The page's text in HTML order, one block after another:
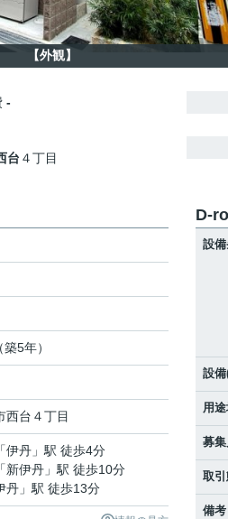
【外観】
-
台 ４丁目
5年）
西台 ４丁目
「伊丹 」駅 徒歩4分
「新伊丹 」駅 徒歩10分
丹 」駅 徒歩13分
D-
設
設
用
募
取
備考